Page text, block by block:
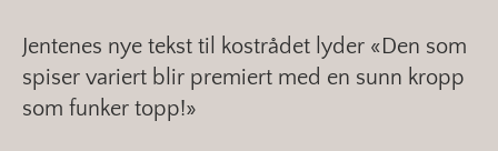
Jentenes nye tekst til kostrådet lyder «Den som
spiser variert blir premiert med en sunn kropp
som funker topp!»